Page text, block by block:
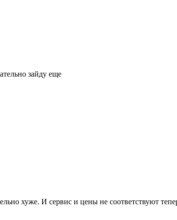
зайду еще
хуже. И сервис и цены не соответствуют